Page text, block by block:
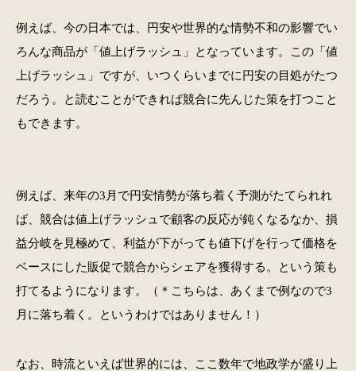
例えば、今の日本では、円安や世界的な情勢不和の影響でい
ろんな商品が「値上げラッシュ」となっています。この「値
上げラッシュ」ですが、いつくらいまでに円安の目処がたつ
だろう。と読むことができれば競合に先んじた策を打つこと
もできます。
例えば、来年の3月で円安情勢が落ち着く予測がたてられれ
ば、競合は値上げラッシュで顧客の反応が鈍くなるなか、損
益分岐を見極めて、利益が下がっても値下げを行って価格を
ベースにした販促で競合からシェアを獲得する。という策も
打てるようになります。（＊こちらは、あくまで例なので3
月に落ち着く。というわけではありません！）
なお、時流といえば世界的には、ここ数年で地政学が盛り上